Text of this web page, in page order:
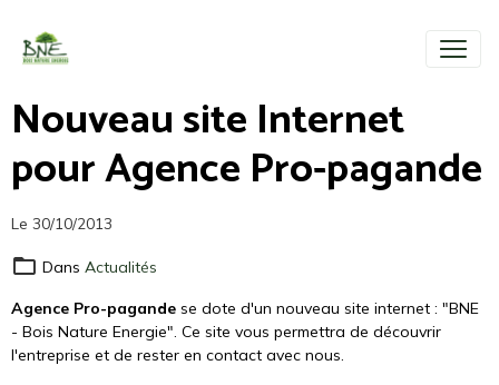
Nouveau site Internet
pour Agence Pro-pagande
Le 30/10/2013
Dans Actualités
Agence Pro-pagande se dote d'un nouveau site internet : "BNE
- Bois Nature Energie". Ce site vous permettra de découvrir
l'entreprise et de rester en contact avec nous.